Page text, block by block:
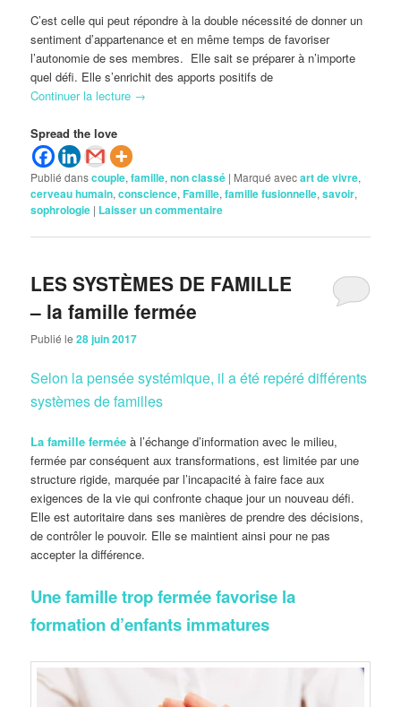
C’est celle qui peut répondre à la double nécessité de donner un
sentiment d’appartenance et en même temps de favoriser
l’autonomie de ses membres. Elle sait se préparer à n’importe
quel défi. Elle s’enrichit des apports positifs de
Continuer la lecture →
Spread the love
Publié danscouple,famille,non classé | Marqué avecart de vivre,
cerveau humain,conscience,Famille,famille fusionnelle,savoir,
sophrologie | Laisser un commentaire
LES SYSTÈMES DE FAMILLE
– la famille fermée
Publié le28 juin 2017
Selon la pensée systémique, il a été repéré différents
systèmes de familles
La famille fermée à l’échange d’information avec le milieu,
fermée par conséquent aux transformations, est limitée par une
structure rigide, marquée par l’incapacité à faire face aux
exigences de la vie qui confronte chaque jour un nouveau défi.
Elle est autoritaire dans ses manières de prendre des décisions,
de contrôler le pouvoir. Elle se maintient ainsi pour ne pas
accepter la différence.
Une famille trop fermée favorise la
formation d’enfants immatures